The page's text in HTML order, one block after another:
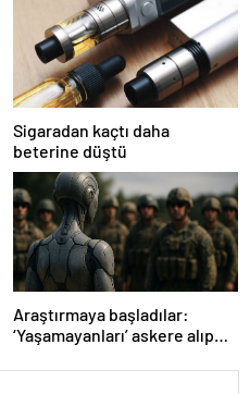
Sigaradan kaçtı daha
beterine düştü
Araştırmaya başladılar:
‘Yaşamayanları’ askere alıp